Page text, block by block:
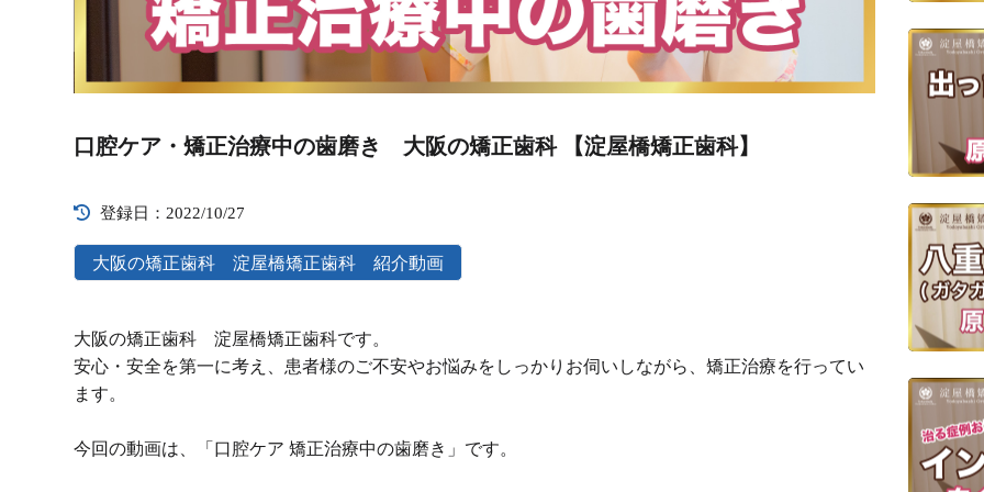
Player
口腔ケア・矯正治療中の歯磨き 大阪の矯正歯科 【淀屋橋矯正歯科】
登録日：2022/10/27
大阪の矯正歯科 淀屋橋矯正歯科 紹介動画
大阪の矯正歯科 淀屋橋矯正歯科です。
安心・安全を第一に考え、患者様のご不安やお悩みをしっかりお伺いしながら、矯正治療を行ってい
ます。
今回の動画は、「口腔ケア 矯正治療中の歯磨き」です。